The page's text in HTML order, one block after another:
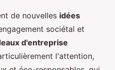
de nouvelles idées
sociétal et
d'entreprise
l'attention,